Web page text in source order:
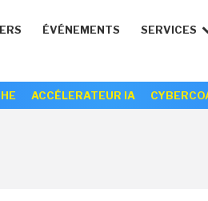
ÉVÉNEMENTS SERVICES
ACCÉLERATEUR IA